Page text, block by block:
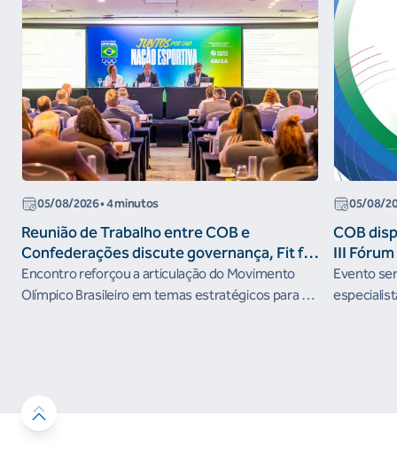
05/08/2026• 4 minutos
Reunião de Trabalho entre COB e
Confederações discute governança, Fit for
the Future e presença do Brasil em
organismos internacionais
Encontro reforçou a articulação do Movimento
Olímpico Brasileiro em temas estratégicos para os
05/08/
COB
III
Evento